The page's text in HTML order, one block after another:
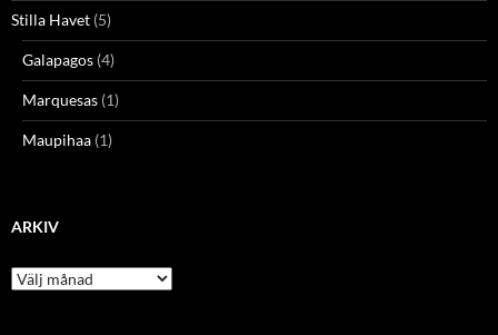
Stilla Havet (5)
Galapagos (4)
Marquesas (1)
Maupihaa (1)
ARKIV
Arkiv